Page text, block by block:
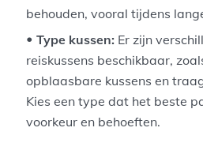
behouden, vooral tijdens
Type kussen: Er zijn
reiskussens beschikbaar,
opblaasbare kussens en
Kies een type dat het beste
voorkeur en behoeften.